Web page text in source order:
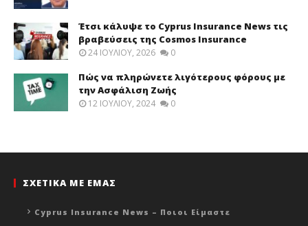
Έτσι κάλυψε το Cyprus Insurance News τις
βραβεύσεις της Cosmos Insurance
24 ΙΟΥΛΊΟΥ, 2026 0
Πώς να πληρώνετε λιγότερους φόρους με
την Ασφάλιση Ζωής
12 ΙΟΥΛΊΟΥ, 2024 0
ΣΧΕΤΙΚΑ ΜΕ ΕΜΑΣ
Cyprus Insurance News – Ποιοι Είμαστε